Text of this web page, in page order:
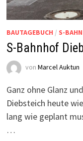
BAUTAGEBUCH / S-
S-Bahnhof
von Marcel Auktun
Ganz ohne Glanz
Diebsteich heute
lang wie geplant
…